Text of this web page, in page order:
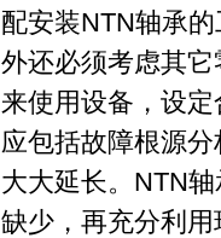
配安装NTN轴承
外还必须考虑其
来使用设备，设
应包括故障根源
大大延长。NTN
缺少，再充分利